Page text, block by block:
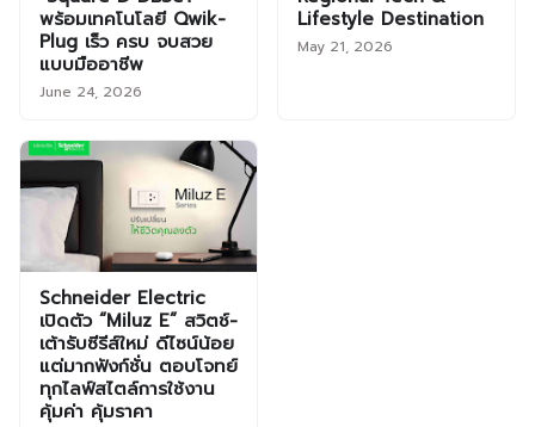
พร้อมเทคโนโลยี Qwik-
Plug เร็ว ครบ จบสวย
แบบมืออาชีพ
June 24, 2026
Lifestyle Destination
May 21, 2026
Schneider Electric
เปิดตัว “Miluz E” สวิตช์-
เต้ารับซีรีส์ใหม่ ดีไซน์น้อย
แต่มากฟังก์ชั่น ตอบโจทย์
ทุกไลฟ์สไตล์การใช้งาน
คุ้มค่า คุ้มราคา